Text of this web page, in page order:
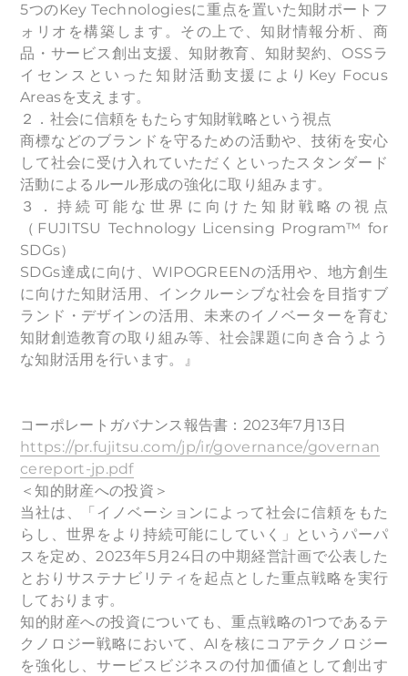
5つのKey Technologiesに重点を置いた知財ポートフ
ォリオを構築します。その上で、知財情報分析、商
品・サービス創出支援、知財教育、知財契約、OSSラ
イセンスといった知財活動支援によりKey Focus
Areasを支えます。
２．社会に信頼をもたらす知財戦略という視点
商標などのブランドを守るための活動や、技術を安心
して社会に受け入れていただくといったスタンダード
活動によるルール形成の強化に取り組みます。
３．持続可能な世界に向けた知財戦略の視点
（FUJITSU Technology Licensing Program™ for
SDGs）
SDGs達成に向け、WIPOGREENの活用や、地方創生
に向けた知財活用、インクルーシブな社会を目指すブ
ランド・デザインの活用、未来のイノベーターを育む
知財創造教育の取り組み等、社会課題に向き合うよう
な知財活用を行います。』
コーポレートガバナンス報告書：2023年7月13日
https://pr.fujitsu.com/jp/ir/governance/governan
cereport-jp.pdf
＜知的財産への投資＞
当社は、「イノベーションによって社会に信頼をもた
らし、世界をより持続可能にしていく」というパーパ
スを定め、2023年5月24日の中期経営計画で公表した
とおりサステナビリティを起点とした重点戦略を実行
しております。
知的財産への投資についても、重点戦略の1つであるテ
クノロジー戦略において、AIを核にコアテクノロジー
を強化し、サービスビジネスの付加価値として創出す